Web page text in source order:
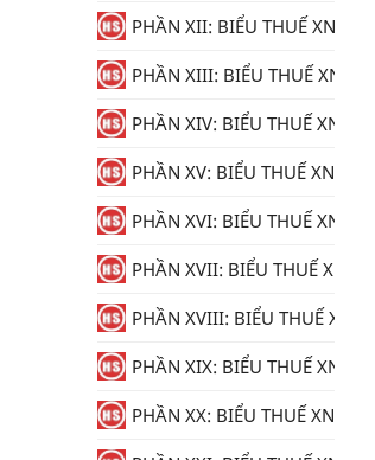
PHẦN XII: BIỂU THUẾ XNK
PHẦN XIII: BIỂU THUẾ XNK
PHẦN XIV: BIỂU THUẾ XNK
PHẦN XV: BIỂU THUẾ XNK
PHẦN XVI: BIỂU THUẾ XNK
PHẦN XVII: BIỂU THUẾ XNK
PHẦN XVIII: BIỂU THUẾ XNK
PHẦN XIX: BIỂU THUẾ XNK
PHẦN XX: BIỂU THUẾ XNK